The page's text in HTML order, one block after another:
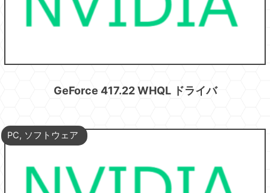
GeForce 417.22 WHQL ドライバ
PC, ソフトウェア